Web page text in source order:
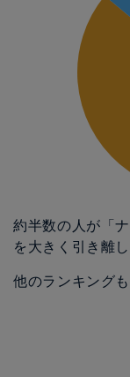
約半数の人が「
を大きく引き離し
他のランキング